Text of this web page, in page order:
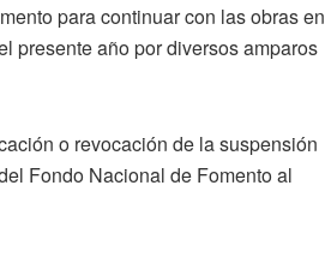
para continuar con las obras en
presente año por diversos amparos
o revocación de la suspensión
Fondo Nacional de Fomento al